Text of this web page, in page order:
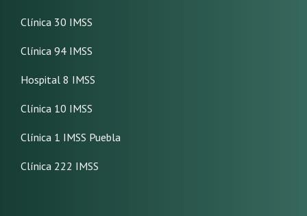
Clínica 30 IMSS
Clínica 94 IMSS
Hospital 8 IMSS
Clínica 10 IMSS
Clínica 1 IMSS Puebla
Clínica 222 IMSS